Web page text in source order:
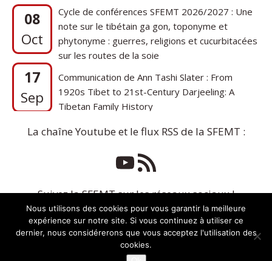
08
Oct
note sur le tibétain ga gon, toponyme et
phytonyme : guerres, religions et cucurbitacées
sur les routes de la soie
17
Sep
1920s Tibet to 21st-Century Darjeeling: A
Tibetan Family History
La chaîne Youtube et le flux RSS de la SFEMT :
Suivez la SFEMT sur les réseaux sociaux !
Nous utilisons des cookies pour vous garantir la meilleure
expérience sur notre site. Si vous continuez à utiliser ce
dernier, nous considérerons que vous acceptez l'utilisation des
cookies.